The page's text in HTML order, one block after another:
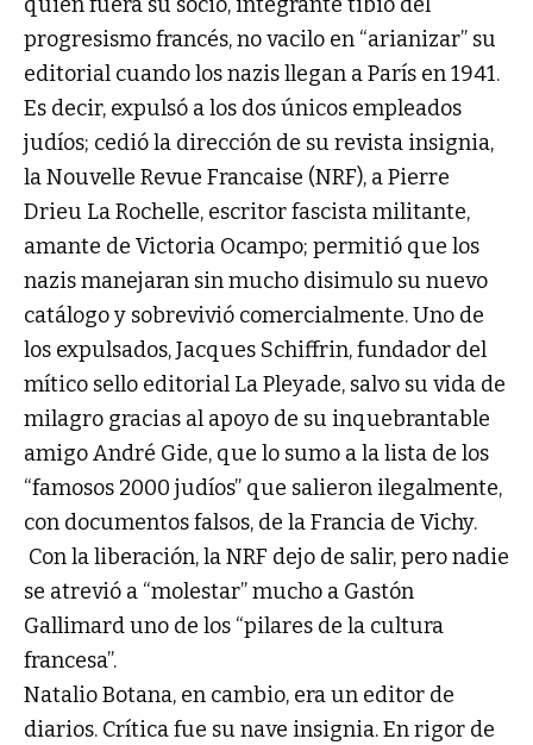
progresismo francés, no vacilo en “arianizar” su
editorial cuando los nazis llegan a París en 1941.
Es decir, expulsó a los dos únicos empleados
judíos; cedió la dirección de su revista insignia,
la Nouvelle Revue Francaise (NRF), a Pierre
Drieu La Rochelle, escritor fascista militante,
amante de Victoria Ocampo; permitió que los
nazis manejaran sin mucho disimulo su nuevo
catálogo y sobrevivió comercialmente. Uno de
los expulsados, Jacques Schiffrin, fundador del
mítico sello editorial La Pleyade, salvo su vida de
milagro gracias al apoyo de su inquebrantable
amigo André Gide, que lo sumo a la lista de los
“famosos 2000 judíos” que salieron ilegalmente,
con documentos falsos, de la Francia de Vichy.
Con la liberación, la NRF dejo de salir, pero nadie
se atrevió a “molestar” mucho a Gastón
Gallimard uno de los “pilares de la cultura
francesa”.
Natalio Botana, en cambio, era un editor de
diarios. Crítica fue su nave insignia. En rigor de